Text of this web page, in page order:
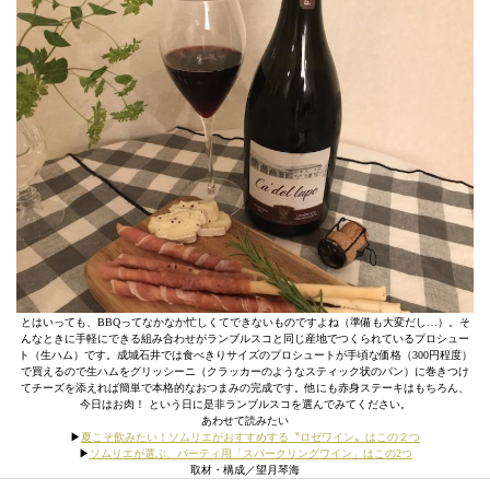
とはいっても、BBQってなかなか忙しくてできないものですよね（準備も大変だし…）。そ
んなときに手軽にできる組み合わせがランブルスコと同じ産地でつくられているプロシュー
ト（生ハム）です。成城石井では食べきりサイズのプロシュートが手頃な価格（300円程度）
で買えるので生ハムをグリッシーニ（クラッカーのようなスティック状のパン）に巻きつけ
てチーズを添えれば簡単で本格的なおつまみの完成です。他にも赤身ステーキはもちろん、
今日はお肉！ という日に是非ランブルスコを選んでみてください。
あわせて読みたい
▶︎夏こそ飲みたい！ソムリエがおすすめする〝ロゼワイン〟はこの２つ
▶︎ ソムリエが選ぶ、パーティ用「スパークリングワイン」はこの2つ
取材・構成／望月琴海